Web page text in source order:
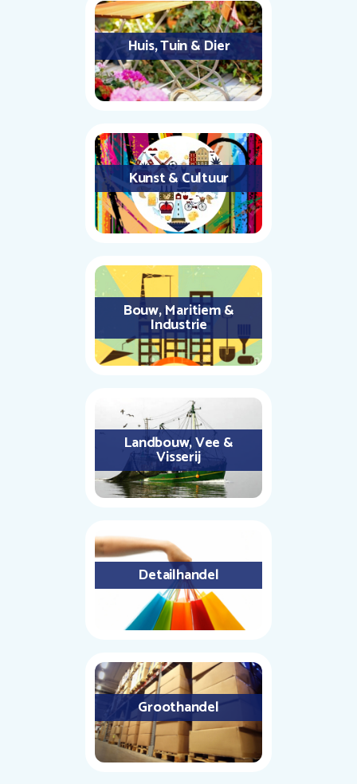
Huis, Tuin & Dier
Kunst & Cultuur
Bouw, Maritiem &
Industrie
Landbouw, Vee &
Visserij
Detailhandel
Groothandel